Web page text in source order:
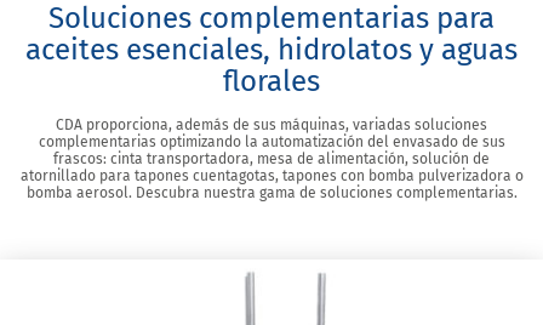
Soluciones complementarias para
aceites esenciales, hidrolatos y aguas
florales
CDA proporciona, además de sus máquinas, variadas soluciones
complementarias optimizando la automatización del envasado de sus
frascos: cinta transportadora, mesa de alimentación, solución de
atornillado para tapones cuentagotas, tapones con bomba pulverizadora o
bomba aerosol. Descubra nuestra gama de soluciones complementarias.